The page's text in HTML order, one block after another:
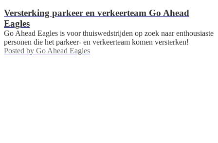
Versterking parkeer en verkeerteam Go Ahead
Eagles
Go Ahead Eagles is voor thuiswedstrijden op zoek naar enthousiaste
personen die het parkeer- en verkeerteam komen versterken!
Posted by Go Ahead Eagles